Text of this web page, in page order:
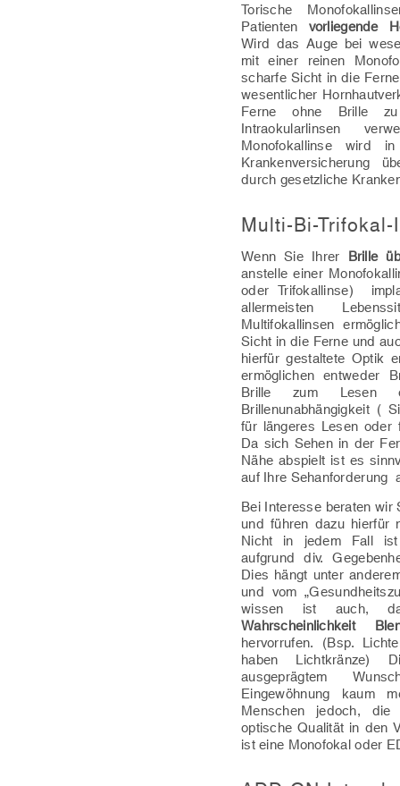
Torische
Patienten vorliegende
Wird das Auge bei
mit einer reinen
scharfe Sicht in die
wesentlicher
Ferne ohne Brille zu
Intraokularlinsen
Monofokallinse wird
Krankenversicherung
durch gesetzliche
Multi-Bi-
Wenn Sie Ihrer Brille
anstelle einer
oder Trifokallinse)
allermeisten
Multifokallinsen
Sicht in die Ferne und
hierfür gestaltete Optik
ermöglichen entweder
Brille zum Lesen
Brillenunabhängigkeit (
für längeres Lesen
Da sich Sehen in der
Nähe abspielt ist es
auf Ihre Sehanforderung
Bei Interesse beraten wir
und führen dazu
Nicht in jedem Fall ist
aufgrund div.
Dies hängt unter
und vom
wissen ist auch,
Wahrscheinlichkeit
hervorrufen. (Bsp.
haben Lichtkränze)
ausgeprägtem
Eingewöhnung kaum
Menschen jedoch,
optische Qualität in den
ist eine Monofokal oder